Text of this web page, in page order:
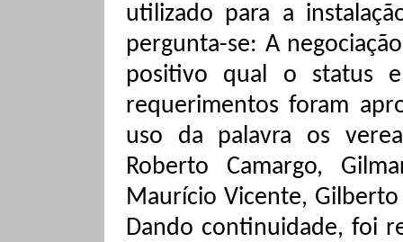
utilizado para a
pergunta-se: A
positivo qual o status
requerimentos foram
uso da palavra os
Roberto Camargo,
Maurício Vicente,
Dando continuidade, foi